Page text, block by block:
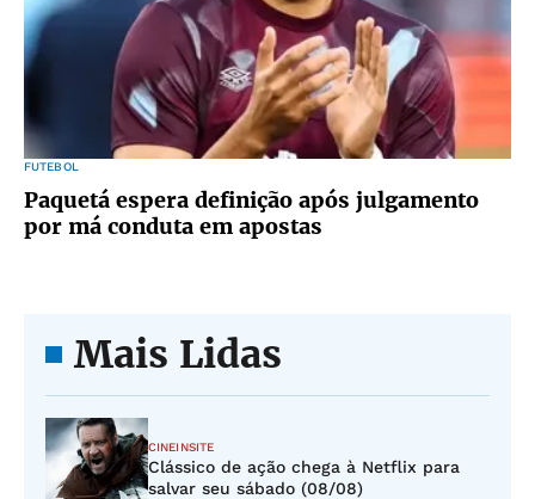
FUTEBOL
Paquetá espera definição após julgamento
por má conduta em apostas
Mais Lidas
CINEINSITE
Clássico de ação chega à Netflix para
salvar seu sábado (08/08)